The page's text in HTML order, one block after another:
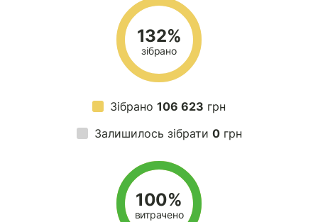
132%
зібрано
Зібрано 106 623 грн
Залишилось зібрати 0грн
100%
витрачено